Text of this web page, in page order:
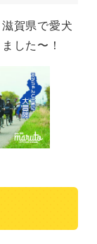
賀県で愛犬
した〜！